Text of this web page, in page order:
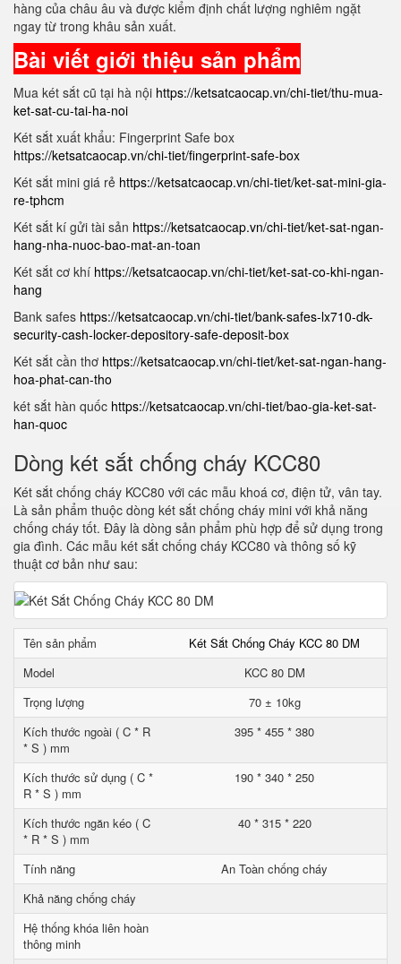
hàng của châu âu và được kiểm định chất lượng nghiêm ngặt
ngay từ trong khâu sản xuất.
Bài viết giới thiệu sản phẩm
Mua két sắt cũ tại hà nội https://ketsatcaocap.vn/chi-tiet/thu-mua-
ket-sat-cu-tai-ha-noi
Két sắt xuất khẩu: Fingerprint Safe box
https://ketsatcaocap.vn/chi-tiet/fingerprint-safe-box
Két sắt mini giá rẻ https://ketsatcaocap.vn/chi-tiet/ket-sat-mini-gia-
re-tphcm
Két sắt kí gửi tài sản https://ketsatcaocap.vn/chi-tiet/ket-sat-ngan-
hang-nha-nuoc-bao-mat-an-toan
Két sắt cơ khí https://ketsatcaocap.vn/chi-tiet/ket-sat-co-khi-ngan-
hang
Bank safes https://ketsatcaocap.vn/chi-tiet/bank-safes-lx710-dk-
security-cash-locker-depository-safe-deposit-box
Két sắt cần thơ https://ketsatcaocap.vn/chi-tiet/ket-sat-ngan-hang-
hoa-phat-can-tho
két sắt hàn quốc https://ketsatcaocap.vn/chi-tiet/bao-gia-ket-sat-
han-quoc
Dòng két sắt chống cháy KCC80
Két sắt chống cháy KCC80 với các mẫu khoá cơ, điện tử, vân tay.
Là sản phẩm thuộc dòng két sắt chống cháy mini với khả năng
chống cháy tốt. Đây là dòng sản phẩm phù hợp để sử dụng trong
gia đình. Các mẫu két sắt chống cháy KCC80 và thông số kỹ
thuật cơ bản như sau:
Tên sản phẩm
Két Sắt Chống Cháy KCC 80 DM
Model
KCC 80 DM
Trọng lượng
70 ± 10kg
Kích thước ngoài ( C * R
* S ) mm
395 * 455 * 380
Kích thước sử dụng ( C *
R * S ) mm
190 * 340 * 250
Kích thước ngăn kéo ( C
* R * S ) mm
40 * 315 * 220
Tính năng
An Toàn chống cháy
Khả năng chống cháy
Hệ thống khóa liên hoàn
thông minh